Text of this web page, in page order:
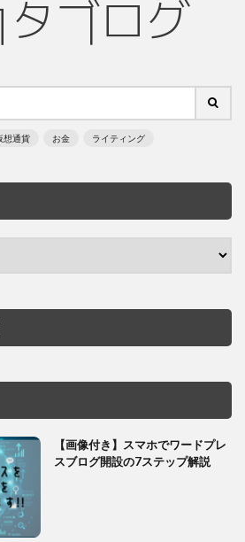
想通貨 お金 ライティング
【画像付き】スマホでワードプレ
スブログ開設の7ステップ解説